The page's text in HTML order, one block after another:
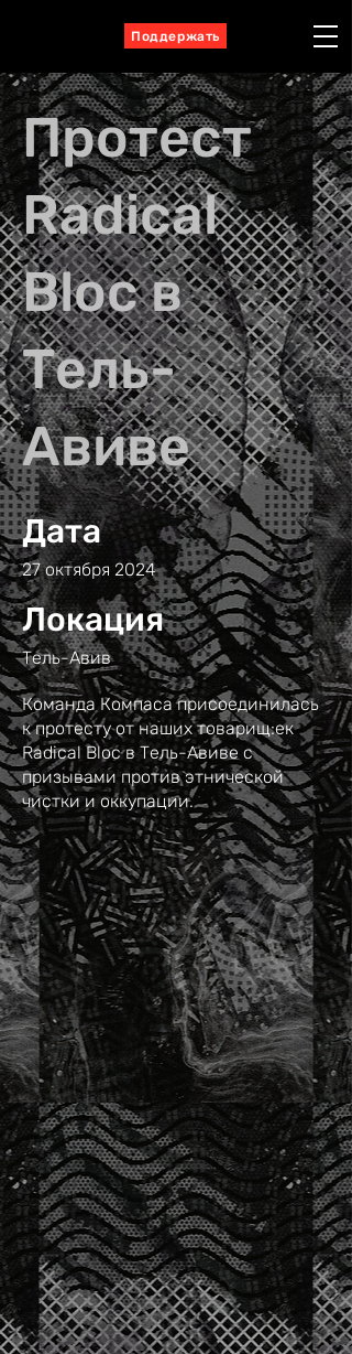
Поддержать
Протест
Radical
Bloc в
Тель-
Авиве
Дата
27 октября 2024
Локация
Тель-Авив
Команда Компаса присоединилась
к протесту от наших товарищ:ек
Radical Bloc в Тель-Авиве с
призывами против этнической
чистки и оккупации.